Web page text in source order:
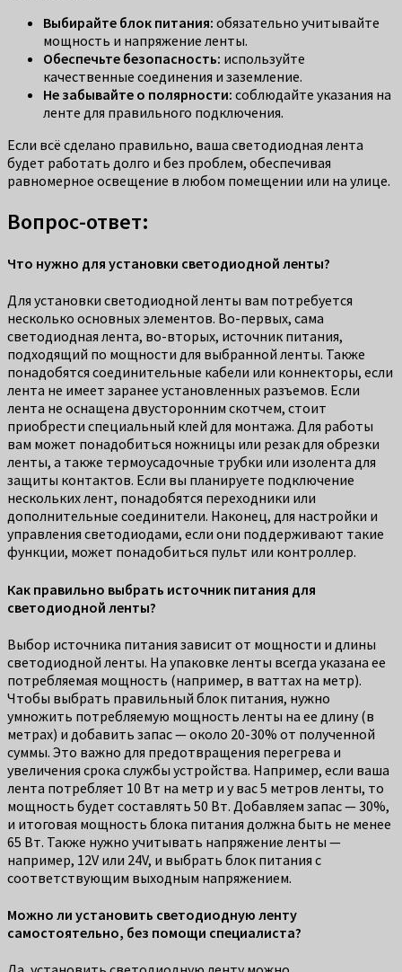
Выбирайте блок питания: обязательно учитывайте
мощность и напряжение ленты.
Обеспечьте безопасность: используйте
качественные соединения и заземление.
Не забывайте о полярности: соблюдайте указания на
ленте для правильного подключения.
Если всё сделано правильно, ваша светодиодная лента
будет работать долго и без проблем, обеспечивая
равномерное освещение в любом помещении или на улице.
Вопрос-ответ:
Что нужно для установки светодиодной ленты?
Для установки светодиодной ленты вам потребуется
несколько основных элементов. Во-первых, сама
светодиодная лента, во-вторых, источник питания,
подходящий по мощности для выбранной ленты. Также
понадобятся соединительные кабели или коннекторы, если
лента не имеет заранее установленных разъемов. Если
лента не оснащена двусторонним скотчем, стоит
приобрести специальный клей для монтажа. Для работы
вам может понадобиться ножницы или резак для обрезки
ленты, а также термоусадочные трубки или изолента для
защиты контактов. Если вы планируете подключение
нескольких лент, понадобятся переходники или
дополнительные соединители. Наконец, для настройки и
управления светодиодами, если они поддерживают такие
функции, может понадобиться пульт или контроллер.
Как правильно выбрать источник питания для
светодиодной ленты?
Выбор источника питания зависит от мощности и длины
светодиодной ленты. На упаковке ленты всегда указана ее
потребляемая мощность (например, в ваттах на метр).
Чтобы выбрать правильный блок питания, нужно
умножить потребляемую мощность ленты на ее длину (в
метрах) и добавить запас — около 20-30% от полученной
суммы. Это важно для предотвращения перегрева и
увеличения срока службы устройства. Например, если ваша
лента потребляет 10 Вт на метр и у вас 5 метров ленты, то
мощность будет составлять 50 Вт. Добавляем запас — 30%,
и итоговая мощность блока питания должна быть не менее
65 Вт. Также нужно учитывать напряжение ленты —
например, 12V или 24V, и выбрать блок питания с
соответствующим выходным напряжением.
Можно ли установить светодиодную ленту
самостоятельно, без помощи специалиста?